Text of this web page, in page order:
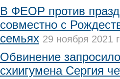
В ФЕОР против
совместно с
семьях 29 ноября 2021
Обвинение
схиигумена Сергия